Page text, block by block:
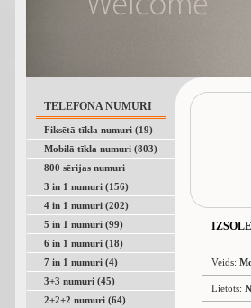
TELEFONA NUMURI
Fiksētā tīkla numuri (19)
Mobilā tīkla numuri (803)
800 sērijas numuri
3 in 1 numuri (156)
4 in 1 numuri (202)
5 in 1 numuri (99)
6 in 1 numuri (18)
7 in 1 numuri (4)
3+3 numuri (45)
2+2+2 numuri (64)
IZSOLE
Veids:
Lietots: